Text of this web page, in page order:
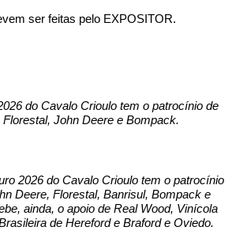
ser feitas pelo EXPOSITOR.
do Cavalo Crioulo tem o patrocínio de
Florestal, John Deere e Bompack.
2026 do Cavalo Crioulo tem o patrocínio
Deere, Florestal, Banrisul, Bompack e
ainda, o apoio de Real Wood, Vinícola
de Hereford e Braford e Oviedo.